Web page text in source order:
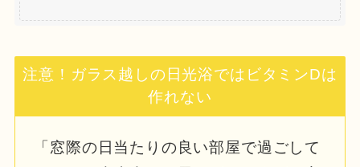
注意！ガラス越しの日光浴ではビタミンDは
作れない
「窓際の日当たりの良い部屋で過ごして